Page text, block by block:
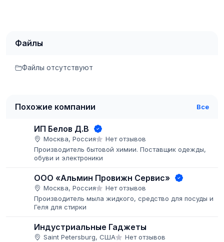
Файлы
Файлы отсутствуют
Похожие компании Все
ИП Белов Д.В
Москва, Россия
Нет отзывов
Производитель бытовой химии. Поставщик одежды,
обуви и электроники
ООО «Альмин Провижн Сервис»
Москва, Россия
Нет отзывов
Производитель мыла жидкого, средство для посуды и
Геля для стирки
Индустриальные Гаджеты
Saint Petersburg, США
Нет отзывов